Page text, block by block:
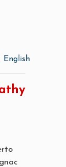
English